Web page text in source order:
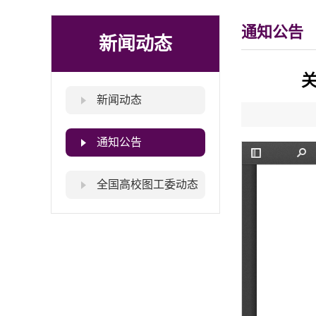
新闻动态
新闻动态
通知公告
全国高校图工委动态
通知公告